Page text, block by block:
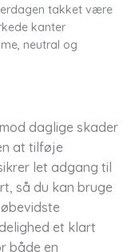
takket være
kanter
neutral og
daglige skader
at tilføje
let adgang til
så du kan bruge
et klart
både en